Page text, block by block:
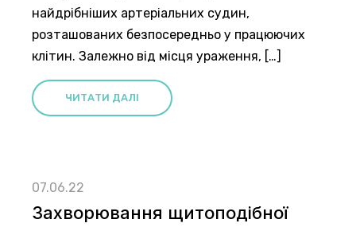
найдрібніших артеріальних судин,
розташованих безпосередньо у працюючих
клітин. Залежно від місця ураження, […]
ЧИТАТИ ДАЛІ
07.06.22
Захворювання щитоподібної